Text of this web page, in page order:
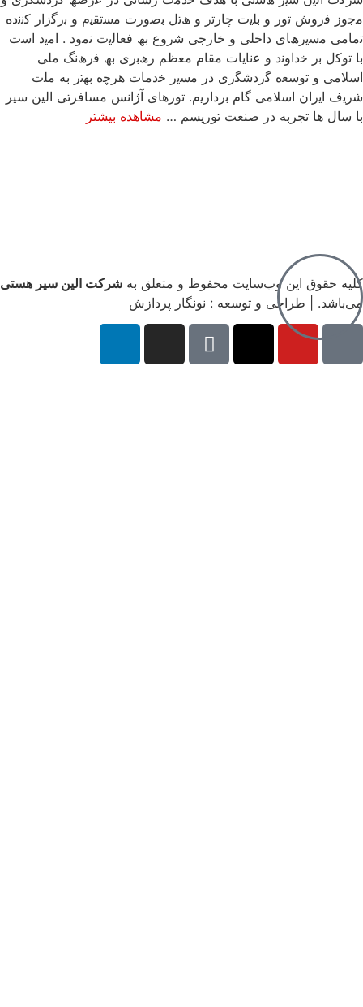
ﺑﻠﯾت ﭼﺎرﺗر و ھﺗل ﺑﺻورت ﻣﺳﺗﻘﯾم و ﺑرﮔزار ﮐﻧﻧده
و ﺧﺎرﺟﯽ ﺷروع ﺑﮫ ﻓﻌﺎﻟﯾت ﻧﻣود . اﻣﯾد اﺳت
و ﻋﻧﺎﯾﺎت ﻣﻘﺎم ﻣﻌظم رھﺑری ﺑﮫ ﻓرھﻧﮓ ﻣﻠﯽ
در ﻣﺳﯾر ﺧدﻣﺎت ھرﭼه ﺑﮭﺗر به ﻣﻠت
ﮔﺎم ﺑردارﯾم. تورهای آژانس مسافرتی الین سیر
در صنعت توریسم …مشاهده بیشتر
وب‌سایت محفوظ و متعلق بهشرکت الین سیر هستی
و توسعه : نونگار پردازش